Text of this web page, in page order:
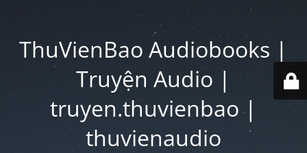
ThuVienBao Audiobooks |
Truyện Audio |
truyen.thuvienbao |
thuvienaudio